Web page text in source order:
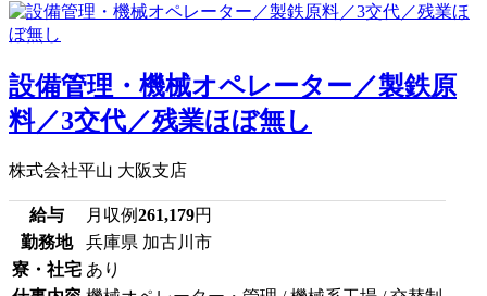
設備管理・機械オペレーター／製鉄原
料／3交代／残業ほぼ無し
株式会社平山 大阪支店
給与 月収例261,179円
勤務地
兵庫県 加古川市
寮・社宅 あり